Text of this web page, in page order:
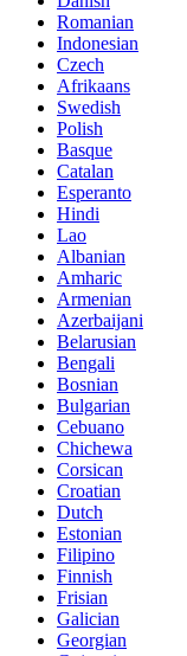
Romanian
Indonesian
Czech
Afrikaans
Swedish
Polish
Basque
Catalan
Esperanto
Hindi
Lao
Albanian
Amharic
Armenian
Azerbaijani
Belarusian
Bengali
Bosnian
Bulgarian
Cebuano
Chichewa
Corsican
Croatian
Dutch
Estonian
Filipino
Finnish
Frisian
Galician
Georgian